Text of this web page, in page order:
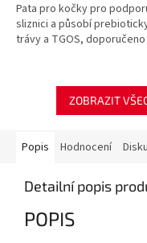
z
5
hvězdiček.
Pata pro kočky pro
sliznici a působí
trávy a TGOS,
ZOBRAZIT
Popis Hodnocení
Detailní popis
POPIS